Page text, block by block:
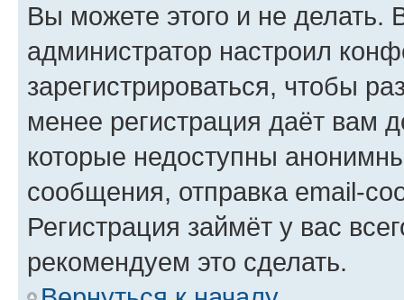
Вы можете этого и не делать.
администратор настроил
зарегистрироваться, чтобы
менее регистрация даёт вам
которые недоступны
сообщения, отправка email-
Регистрация займёт у вас
рекомендуем это сделать.